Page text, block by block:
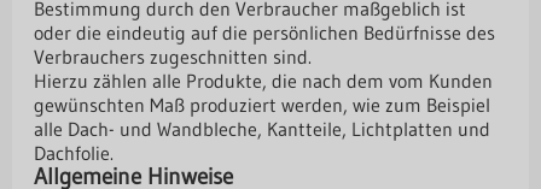
Bestimmung durch den Verbraucher maßgeblich ist
oder die eindeutig auf die persönlichen Bedürfnisse des
Verbrauchers zugeschnitten sind.
Hierzu zählen alle Produkte, die nach dem vom Kunden
gewünschten Maß produziert werden, wie zum Beispiel
alle Dach- und Wandbleche, Kantteile, Lichtplatten und
Dachfolie.
Allgemeine Hinweise